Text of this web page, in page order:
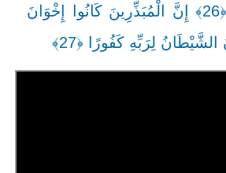
وَلَا تُبَذِّرْ تَبْذِيرًا ﴿26﴾ إِنَّ الْمُبَذِّرِينَ كَانُوا إِخْوَانَ
لِرَبِّهِ كَفُورًا ﴿27﴾